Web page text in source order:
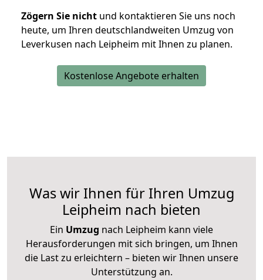
Zögern Sie nicht und kontaktieren Sie uns noch
heute, um Ihren deutschlandweiten Umzug von
Leverkusen nach Leipheim mit Ihnen zu planen.
Kostenlose Angebote erhalten
Was wir Ihnen für Ihren Umzug
Leipheim nach bieten
Ein Umzug nach Leipheim kann viele
Herausforderungen mit sich bringen, um Ihnen
die Last zu erleichtern – bieten wir Ihnen unsere
Unterstützung an.